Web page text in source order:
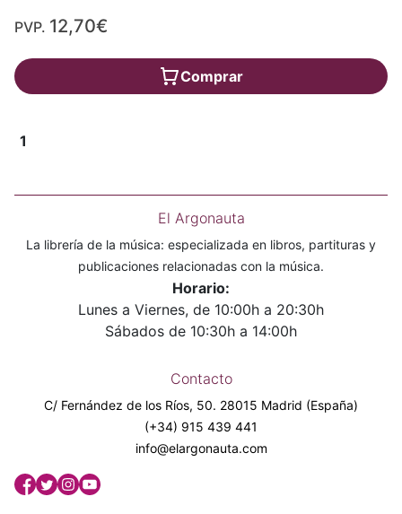
PVP. 12,70€
Comprar
1
El Argonauta
La librería de la música: especializada en libros, partituras y
publicaciones relacionadas con la música.
Horario:
Lunes a Viernes, de 10:00h a 20:30h
Sábados de 10:30h a 14:00h
Contacto
C/ Fernández de los Ríos, 50. 28015 Madrid (España)
(+34) 915 439 441
info@elargonauta.com